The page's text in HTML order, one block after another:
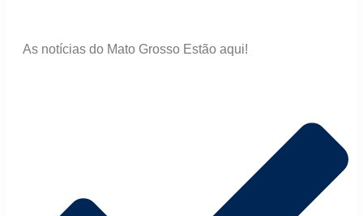
As notícias do Mato Grosso Estão aqui!